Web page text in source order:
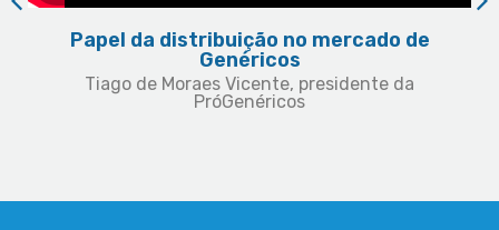
Papel da distribuição no mercado de
Genéricos
Tiago de Moraes Vicente, presidente da
PróGenéricos